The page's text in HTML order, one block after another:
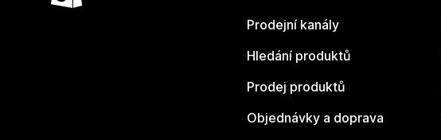
Prodejní kanály
Hledání produktů
Prodej produktů
Objednávky a doprava